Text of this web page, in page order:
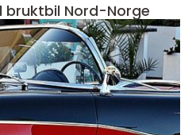
bruktbil Nord-Norge